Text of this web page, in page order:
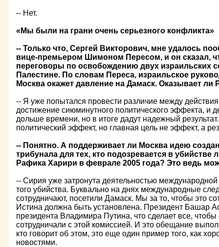
-- Нет.
«Мы были на грани очень серьезного конфликта»
-- Только что, Сергей Викторович, мне удалось
вице-премьером Шимоном Пересом, и он сказал,
переговоры по освобождению двух израильских
Палестине. По словам Переса, израильское
Москва окажет давление на Дамаск. Оказывает ли
-- Я уже попытался провести различие между
достижение сиюминутного политического эффекта, и
дольше времени, но в итоге дадут надежный
политический эффект, но главная цель не эффект, а
-- Понятно. А поддерживает ли Москва идею
трибунала для тех, кто подозревается в убийстве
Рафика Харири в феврале 2005 года? Это ведь
-- Сирия уже затронута деятельностью
того убийства. Буквально на днях международные
сотрудничают, посетили Дамаск. Мы за то, чтобы это
Истина должна быть установлена. Президент Башар
президента Владимира Путина, что сделает все,
сотрудничали с этой комиссией. И это обещание
кто говорит об этом, это еще один пример того, как
новостями.